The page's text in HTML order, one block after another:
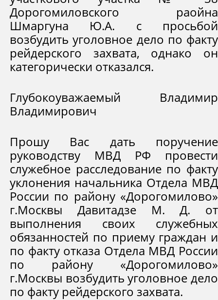
Дорогомиловского раойна
Шмаргуна Ю.А. с просьбой
возбудить уголовное дело по факту
рейдерского захвата, однако он
категорически отказался.
Глубокоуважаемый Владимир
Владимирович
Прошу Вас дать поручение
руководству МВД РФ провести
служебное расследование по факту
уклонения начальника Отдела МВД
России по району «Дорогомилово»
г.Москвы Давитадзе М. Д. от
выполнения своих служебных
обязанностей по приему граждан и
по факту отказа Отдела МВД России
по району «Дорогомилово»
г.Москвы возбудить уголовное дело
по факту рейдерского захвата.